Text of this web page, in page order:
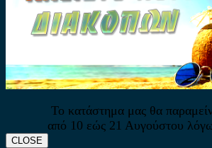
Το κατάστημα μας θα
από 10 εώς 21 Αυγούστου
CLOSE